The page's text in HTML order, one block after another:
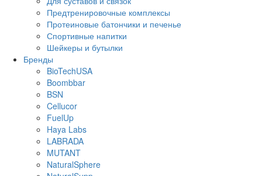
Предтренировочные комплексы
Протеиновые батончики и печенье
Спортивные напитки
Шейкеры и бутылки
Бренды
BioTechUSA
Boombbar
BSN
Cellucor
FuelUp
Haya Labs
LABRADA
MUTANT
NaturalSphere